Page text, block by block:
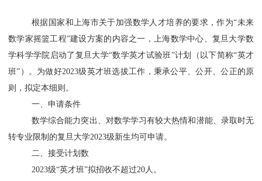
根据国家和上海市关于加强数学人才培养的要求，作为“未来
数学家摇篮工程”建设方案的内容之一，上海数学中心、 复旦大学数
学科学学院启动了 复旦大学“数学英才试验班”计划（以下简称“英才
班”）。 为做好2023级英才班选拔工作 ， 秉承公平、公开、公正的原
则，拟定本细则。
一、申请条件
数学综合能力突出 、 对数学学习有较大热情和潜能、 录取时无
转专业限制的复旦大学2023级新生均可申请。
二、接受计划数
2023级“英才班”拟招收不超过20人。